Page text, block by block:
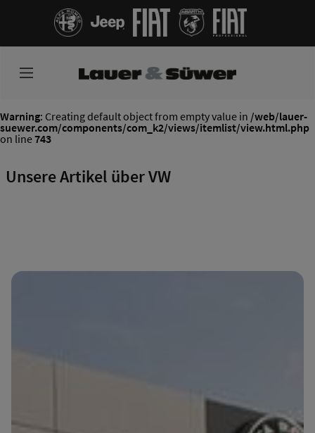
Warning: Creating default object from empty value in /web/lauer-
suewer.com/components/com_k2/views/itemlist/view.html.php
on line743
Unsere Artikel über VW